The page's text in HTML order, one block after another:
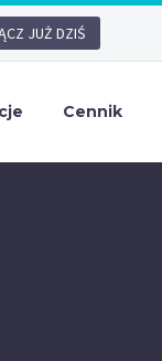
JUŻ DZIŚ
Cennik